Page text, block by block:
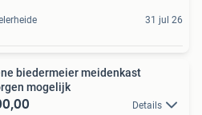
31 jul 26
biedermeier meidenkast
mogelijk
Details